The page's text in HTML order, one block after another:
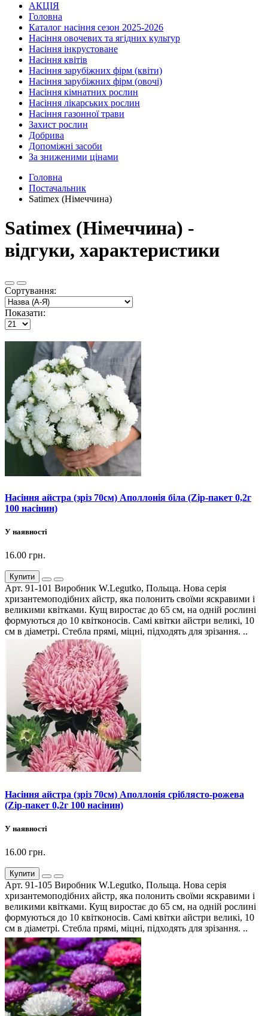
АКЦІЯ
Головна
Каталог насіння сезон 2025-2026
Насіння овочевих та ягідних культур
Насіння інкрустоване
Насіння квітів
Насіння зарубіжних фірм (квіти)
Насіння зарубіжних фірм (овочі)
Насіння кімнатних рослин
Насіння лікарських рослин
Насіння газонної трави
Захист рослин
Добрива
Допоміжні засоби
За зниженими цінами
Головна
Постачальник
Satimex (Німеччина)
Satimex (Німеччина) -
відгуки, характеристики
Сортування:
Показати:
Насіння айстра (зріз 70см) Аполлонія біла (Zip-пакет 0,2г
100 насінин)
У наявності
16.00 грн.
Купити
Арт. 91-101 Виробник W.Legutko, Польща. Нова серія
хризантемоподібних айстр, яка полонить своїми яскравими і
великими квітками. Кущ виростає до 65 см, на одній рослині
формуються до 10 квітконосів. Самі квітки айстри великі, 10
см в діаметрі. Стебла прямі, міцні, підходять для зрізання. ..
Насіння айстра (зріз 70см) Аполлонія сріблясто-рожева
(Zip-пакет 0,2г 100 насінин)
У наявності
16.00 грн.
Купити
Арт. 91-105 Виробник W.Legutko, Польща. Нова серія
хризантемоподібних айстр, яка полонить своїми яскравими і
великими квітками. Кущ виростає до 65 см, на одній рослині
формуються до 10 квітконосів. Самі квітки айстри великі, 10
см в діаметрі. Стебла прямі, міцні, підходять для зрізання. ..